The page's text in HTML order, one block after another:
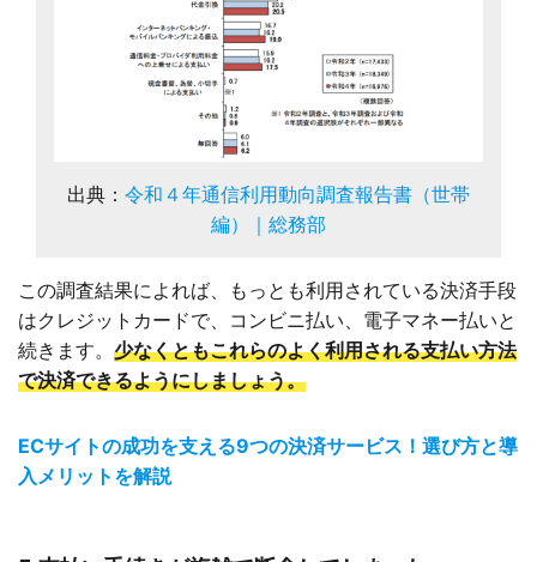
出典： 令和４年通信利用動向調査報告書（世帯
編）｜総務部
この調査結果によれば、もっとも利用されている決済手段
はクレジットカードで、コンビニ払い、電子マネー払いと
続きます。 少なくともこれらのよく利用される支払い方法
で決済できるようにしましょう。
ECサイトの成功を支える9つの決済サービス！選び方と導
入メリットを解説